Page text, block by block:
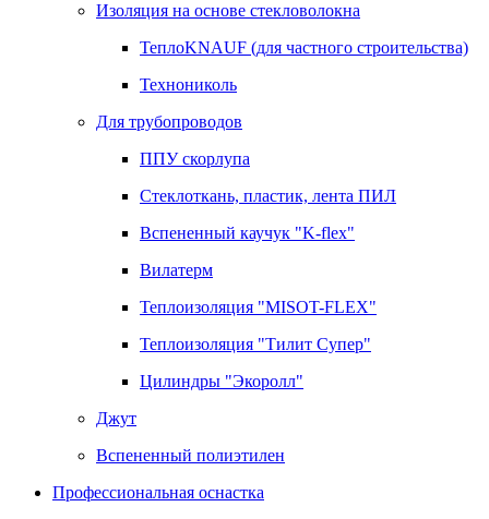
Изоляция на основе стекловолокна
ТеплоKNAUF (для частного строительства)
Технониколь
Для трубопроводов
ППУ скорлупа
Стеклоткань, пластик, лента ПИЛ
Вспененный каучук "K-flex"
Вилатерм
Теплоизоляция "MISOT-FLEX"
Теплоизоляция "Тилит Супер"
Цилиндры "Экоролл"
Джут
Вспененный полиэтилен
Профессиональная оснастка